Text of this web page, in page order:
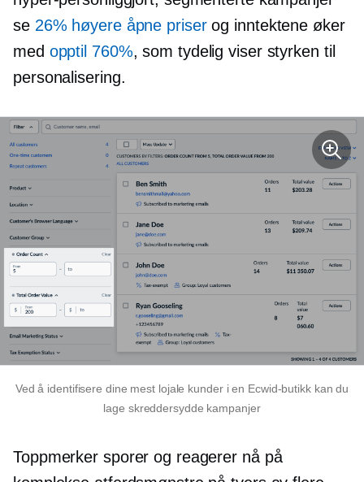
se 26% høyere åpne priserog inntektene øker
med opptil 760%, som tydelig viser styrken til
personalisering.
Ved å identifisere dine mest lojale kunder i en Ecwid-butikk kan du
lage skreddersydde kampanjer
Toppmerker sporer og reagerer nå på